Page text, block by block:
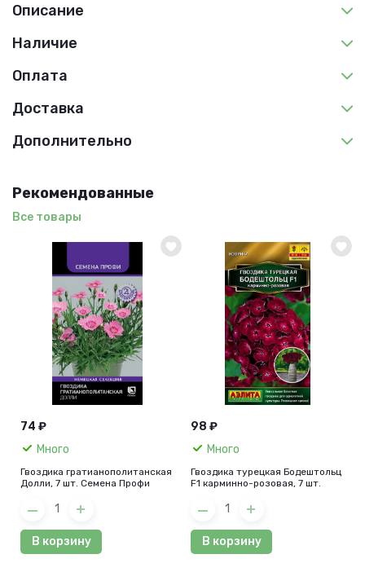
Описание
Наличие
Оплата
Доставка
Дополнительно
Рекомендованные
Все товары
74 ₽
Много
Гвоздика гратианополитанская
Долли, 7 шт. Семена Профи
В корзину
98 ₽
Много
Гвоздика турецкая Бодештольц
F1 карминно-розовая, 7 шт.
В корзину